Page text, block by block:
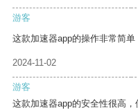
游客
这款加速器app的操作非常简单
2024-11-02
游客
这款加速器app的安全性很高